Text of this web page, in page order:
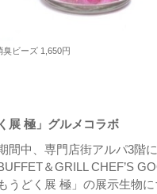
臭ビーズ 1,650円
展 極」グルメコラボ
間中、専門店街アルパ3階
＆GRILL CHEF’S
うどく展 極」の展示生物